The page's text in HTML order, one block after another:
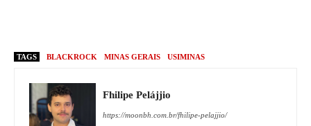
TAGS BLACKROCK MINAS GERAIS USIMINAS
Fhilipe Pelájjio
https://moonbh.com.br/fhilipe-pelajjio/